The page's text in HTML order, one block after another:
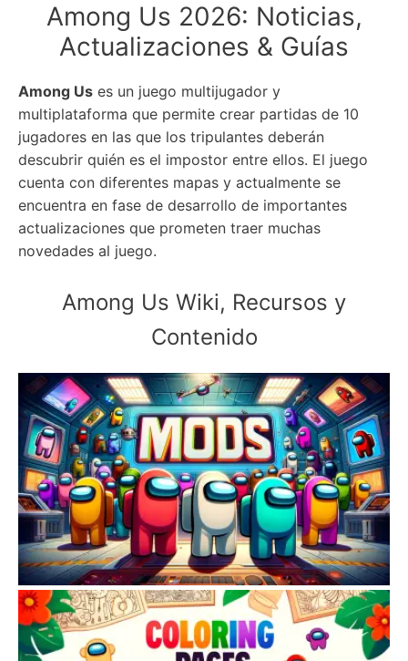
Among Us 2026: Noticias,
Actualizaciones & Guías
Among Us es un juego multijugador y
multiplataforma que permite crear partidas de 10
jugadores en las que los tripulantes deberán
descubrir quién es el impostor entre ellos. El juego
cuenta con diferentes mapas y actualmente se
encuentra en fase de desarrollo de importantes
actualizaciones que prometen traer muchas
novedades al juego.
Among Us Wiki, Recursos y
Contenido